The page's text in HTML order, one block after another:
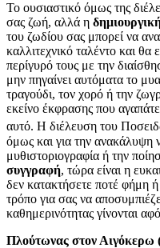
Το ουσιαστικό όμως της
σας ζωή, αλλά η
του ζωδίου σας μπορεί να
καλλιτεχνικό ταλέντο και θα
περίγυρό τους με την
μην πηγαίνει αυτόματα το
τραγούδι, τον χορό ή την
εκείνο έκφρασης που
αυτό. Η διέλευση του
όμως και για την ανακάλυψη
μυθιστοριογραφία ή την
συγγραφή, τώρα είναι η
δεν κατακτήσετε ποτέ φήμη
τρόπο για σας να
καθημερινότητας γίνονται
Πλούτωνας στον Αιγόκερω